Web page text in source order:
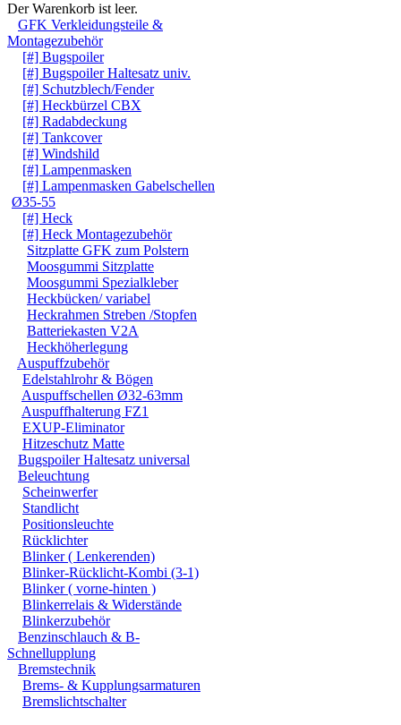
Der Warenkorb ist leer.
GFK Verkleidungsteile &
Montagezubehör
[#] Bugspoiler
[#] Bugspoiler Haltesatz univ.
[#] Schutzblech/Fender
[#] Heckbürzel CBX
[#] Radabdeckung
[#] Tankcover
[#] Windshild
[#] Lampenmasken
[#] Lampenmasken Gabelschellen
Ø35-55
[#] Heck
[#] Heck Montagezubehör
Sitzplatte GFK zum Polstern
Moosgummi Sitzplatte
Moosgummi Spezialkleber
Heckbücken/ variabel
Heckrahmen Streben /Stopfen
Batteriekasten V2A
Heckhöherlegung
Auspuffzubehör
Edelstahlrohr & Bögen
Auspuffschellen Ø32-63mm
Auspuffhalterung FZ1
EXUP-Eliminator
Hitzeschutz Matte
Bugspoiler Haltesatz universal
Beleuchtung
Scheinwerfer
Standlicht
Positionsleuchte
Rücklichter
Blinker ( Lenkerenden)
Blinker-Rücklicht-Kombi (3-1)
Blinker ( vorne-hinten )
Blinkerrelais & Widerstände
Blinkerzubehör
Benzinschlauch & B-
Schnellupplung
Bremstechnik
Brems- & Kupplungsarmaturen
Bremslichtschalter